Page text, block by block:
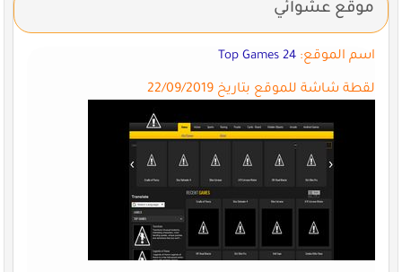
موقع عشوائي
اسم الموقع: Top Games 24
لقطة شاشة للموقع بتاريخ 22/09/2019